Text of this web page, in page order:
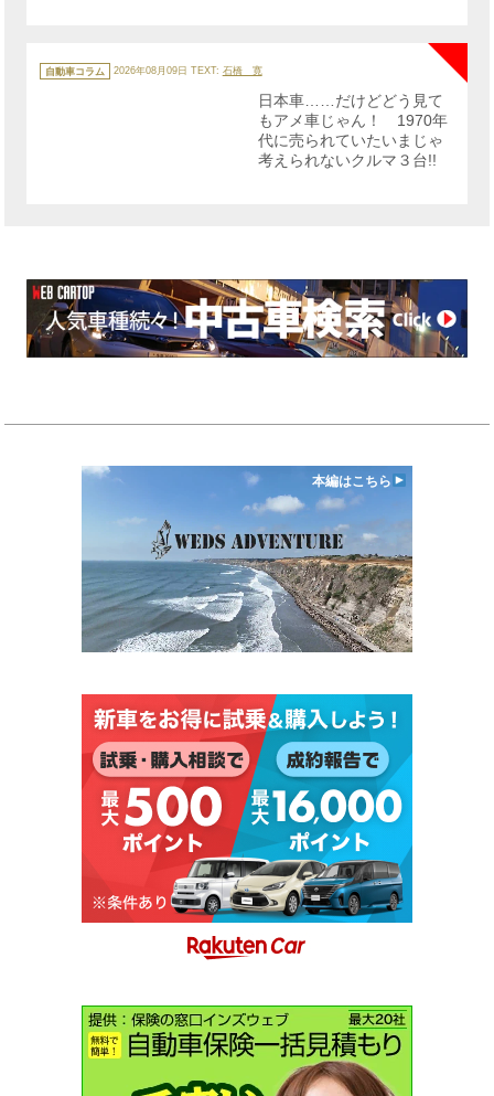
テ
ゴ
自動車コラム 2026年08月09日 TEXT: 石橋 寛
日本車……だけどどう見て
もアメ車じゃん！ 1970年
代に売られていたいまじゃ
考えられないクルマ３台!!
本編はこちら